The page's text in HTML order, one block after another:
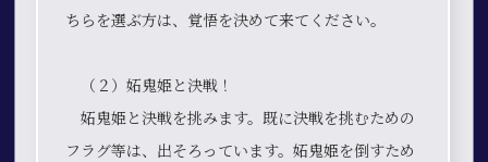
ちらを選ぶ方は、覚悟を決めて来てください。
（２）妬鬼姫と決戦！
妬鬼姫と決戦を挑みます。既に決戦を挑むための
フラグ等は、出そろっています。妬鬼姫を倒すため